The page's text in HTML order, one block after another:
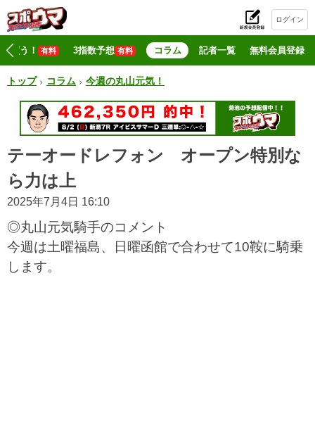
ログイン
買う！ 有料 3指数予想 有料 コラム 記者一覧 無料会員登録
トップ コラム 今週の丸山元気！
テーオードレフォン オープン特別な
ら力は上
2025年7月4日 16:10
◎丸山元気騎手のコメント
今週は土曜福島、日曜函館で合わせて10鞍に騎乗
します。